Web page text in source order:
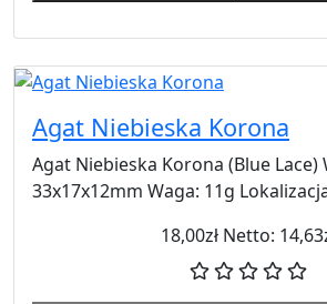
Agat Niebieska Korona
Agat Niebieska Korona (Blue Lace)
33x17x12mm Waga: 11g
18,00zł Netto: